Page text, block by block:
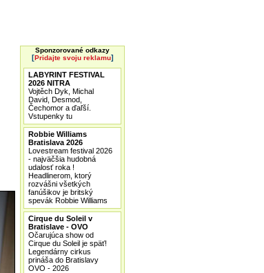
Sponzorované odkazy
[Pridajte svoju reklamu]
LABYRINT FESTIVAL
2026 NITRA
Vojtěch Dyk, Michal
David, Desmod,
Čechomor a ďaľší.
Vstupenky tu
Robbie Williams
Bratislava 2026
Lovestream festival 2026
- najväčšia hudobná
udalosť roka !
Headlinerom, ktorý
rozvášni všetkých
fanúšikov je britský
spevák Robbie Williams
Cirque du Soleil v
Bratislave - OVO
Očarujúca show od
Cirque du Soleil je späť!
Legendárny cirkus
prináša do Bratislavy
OVO - 2026